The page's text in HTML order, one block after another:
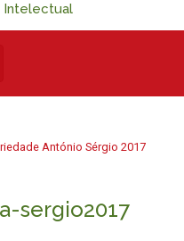
Intelectual
António Sérgio 2017
sergio2017